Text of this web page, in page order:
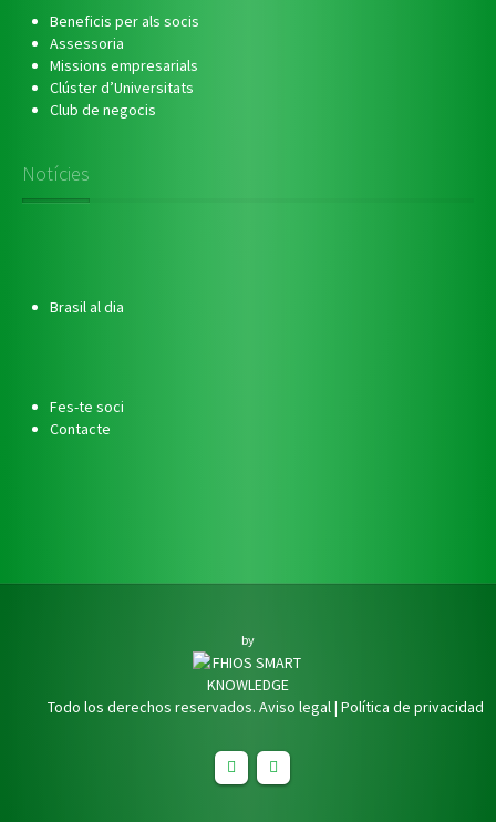
Beneficis per als socis
Assessoria
Missions empresarials
Clúster d’Universitats
Club de negocis
Notícies
Brasil al dia
Fes-te soci
Contacte
by
Todo los derechos reservados. Aviso legal | Política de privacidad